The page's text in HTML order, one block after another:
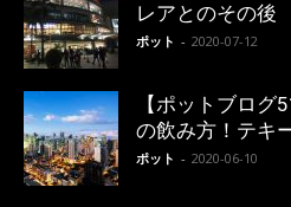
レアとのその後
ポット - 2020-07-12
【ポットブロ
の飲み方！テキ
ポット - 2020-06-10